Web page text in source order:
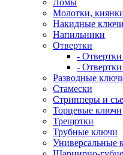
Ломы
Молотки,
Накидные ключи
Напильники
Отвертки
-
-
Разводные
Стамески
Стрипперы и
Торцевые ключи
Трещотки
Трубные ключи
Универсальные